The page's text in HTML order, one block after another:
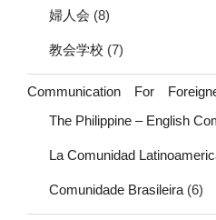
婦人会 (8)
教会学校 (7)
Communication For
The Philippine – English
La Comunidad
Comunidade Brasileira (6)